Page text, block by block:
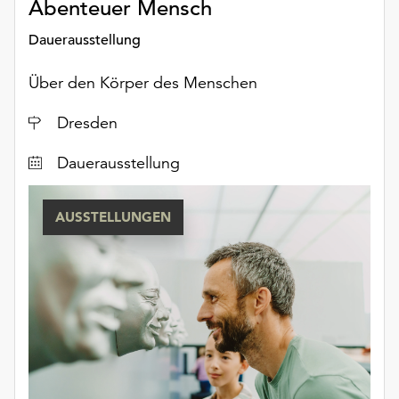
Abenteuer Mensch
Dauerausstellung
Über den Körper des Menschen
Ort
Dresden
Dauerausstellung
AUSSTELLUNGEN